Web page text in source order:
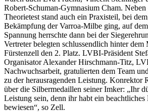
Robert-Schuman-Gymnasium Cham.
Theorietest stand auch ein Praxisteil, bei
Bekämpfung der Varroa-Milbe ging, auf
Spannung herrschte dann bei der
Vertreter belegten schlussendlich hinter
Fürstenzell den 2. Platz. LVBI-Präsident
Organisator Alexander Hirschmann-Titz,
Nachwuchsarbeit, gratulierten dem Team
zu der herausragenden Leistung. Konrektor
über die Silbermedaillen seiner Imker: „Ihr
Leistung sein, denn ihr habt ein beachtliches
bewiesen“, so Zell.